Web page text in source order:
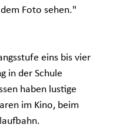
Foto sehen."
eins bis vier
in der Schule
haben lustige
im Kino, beim